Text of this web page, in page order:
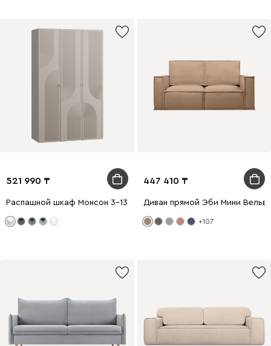
521 990
Распашной шкаф Монсон 3-135x222 Латте
447 410
Диван прямой Эби Мини
+107